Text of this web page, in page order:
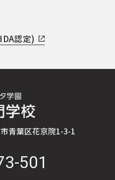
認定)
青葉区花京院1-3-1
501